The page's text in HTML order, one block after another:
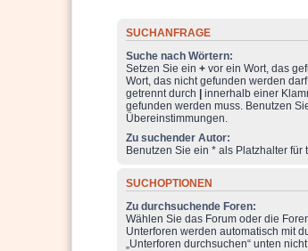
SUCHANFRAGE
Suche nach Wörtern:
Setzen Sie ein + vor ein Wort, das
Wort, das nicht gefunden werden
getrennt durch
innerhalb einer
gefunden werden muss. Benutzen
Übereinstimmungen.
Zu suchender Autor:
Benutzen Sie ein * als Platzhalter
SUCHOPTIONEN
Zu durchsuchende Foren:
Wählen Sie das Forum oder die
Unterforen werden automatisch mit
„Unterforen durchsuchen“ unten